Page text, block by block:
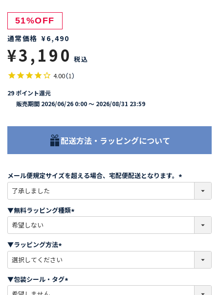
51%OFF
通常価格 ¥6,490
¥3,190 税込
4.00（1）
29 ポイント還元
販売期間 2026/06/26 0:00〜 2026/08/31 23:59
配送方法・ラッピングについて
メール便規定サイズを超える場合、宅配便配送となります。
必
)
▼無料ラッピング種類
必
)
▼ラッピング方法
必
須
)
▼包装シール・タグ